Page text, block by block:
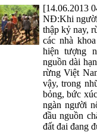
[14.06.2013
NĐ:Khi người
thập kỷ nay,
các nhà
hiện tượng
nguồn dài
rừng Việt
vậy, trong
bỏng, bức
ngàn người
đầu nguồn
đất đai đang